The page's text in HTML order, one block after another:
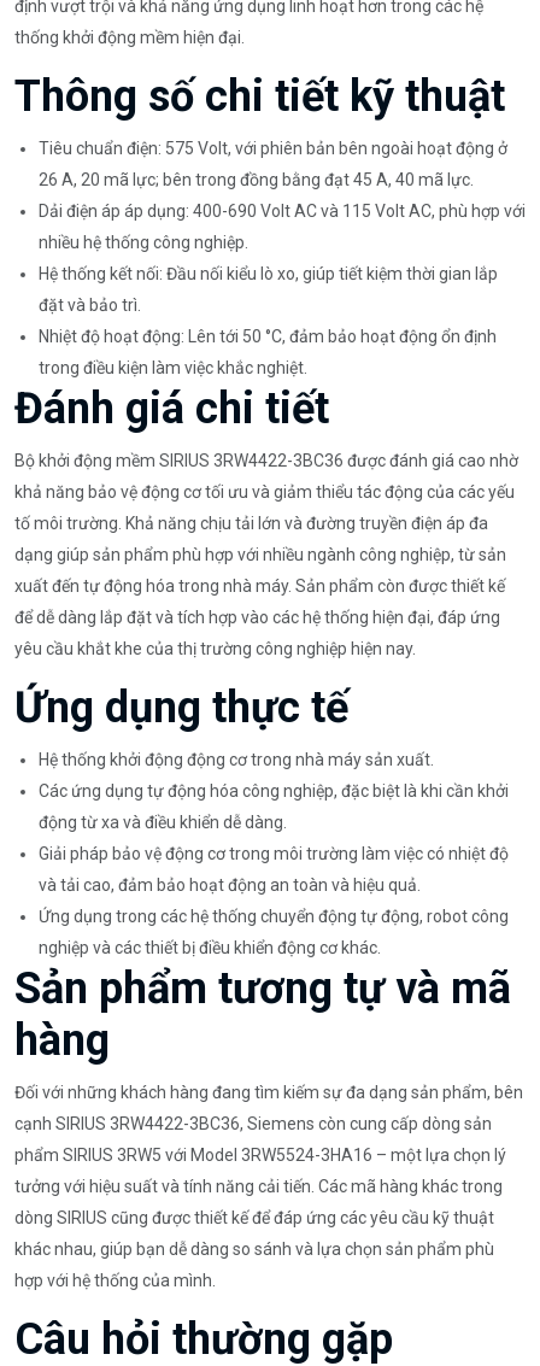
định vượt trội và khả năng ứng dụng linh hoạt hơn trong các hệ
thống khởi động mềm hiện đại.
Thông số chi tiết kỹ thuật
Tiêu chuẩn điện: 575 Volt, với phiên bản bên ngoài hoạt động ở
26 A, 20 mã lực; bên trong đồng bằng đạt 45 A, 40 mã lực.
Dải điện áp áp dụng: 400-690 Volt AC và 115 Volt AC, phù hợp với
nhiều hệ thống công nghiệp.
Hệ thống kết nối: Đầu nối kiểu lò xo, giúp tiết kiệm thời gian lắp
đặt và bảo trì.
Nhiệt độ hoạt động: Lên tới 50 °C, đảm bảo hoạt động ổn định
trong điều kiện làm việc khắc nghiệt.
Đánh giá chi tiết
Bộ khởi động mềm SIRIUS 3RW4422-3BC36 được đánh giá cao nhờ
khả năng bảo vệ động cơ tối ưu và giảm thiểu tác động của các yếu
tố môi trường. Khả năng chịu tải lớn và đường truyền điện áp đa
dạng giúp sản phẩm phù hợp với nhiều ngành công nghiệp, từ sản
xuất đến tự động hóa trong nhà máy. Sản phẩm còn được thiết kế
để dễ dàng lắp đặt và tích hợp vào các hệ thống hiện đại, đáp ứng
yêu cầu khắt khe của thị trường công nghiệp hiện nay.
Ứng dụng thực tế
Hệ thống khởi động động cơ trong nhà máy sản xuất.
Các ứng dụng tự động hóa công nghiệp, đặc biệt là khi cần khởi
động từ xa và điều khiển dễ dàng.
Giải pháp bảo vệ động cơ trong môi trường làm việc có nhiệt độ
và tải cao, đảm bảo hoạt động an toàn và hiệu quả.
Ứng dụng trong các hệ thống chuyển động tự động, robot công
nghiệp và các thiết bị điều khiển động cơ khác.
Sản phẩm tương tự và mã
hàng
Đối với những khách hàng đang tìm kiếm sự đa dạng sản phẩm, bên
cạnh SIRIUS 3RW4422-3BC36, Siemens còn cung cấp dòng sản
phẩm SIRIUS 3RW5 với Model 3RW5524-3HA16 – một lựa chọn lý
tưởng với hiệu suất và tính năng cải tiến. Các mã hàng khác trong
dòng SIRIUS cũng được thiết kế để đáp ứng các yêu cầu kỹ thuật
khác nhau, giúp bạn dễ dàng so sánh và lựa chọn sản phẩm phù
hợp với hệ thống của mình.
Câu hỏi thường gặp